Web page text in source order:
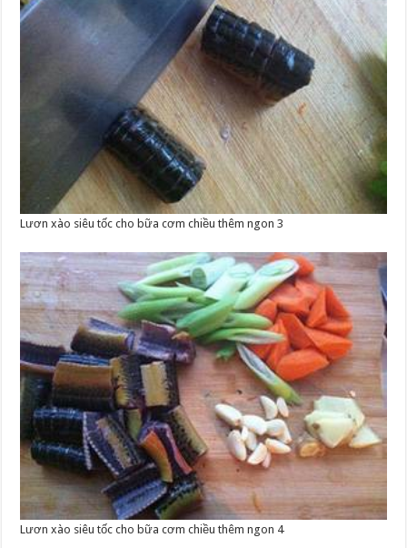
Lươn xào siêu tốc cho bữa cơm chiều thêm ngon 3
Lươn xào siêu tốc cho bữa cơm chiều thêm ngon 4